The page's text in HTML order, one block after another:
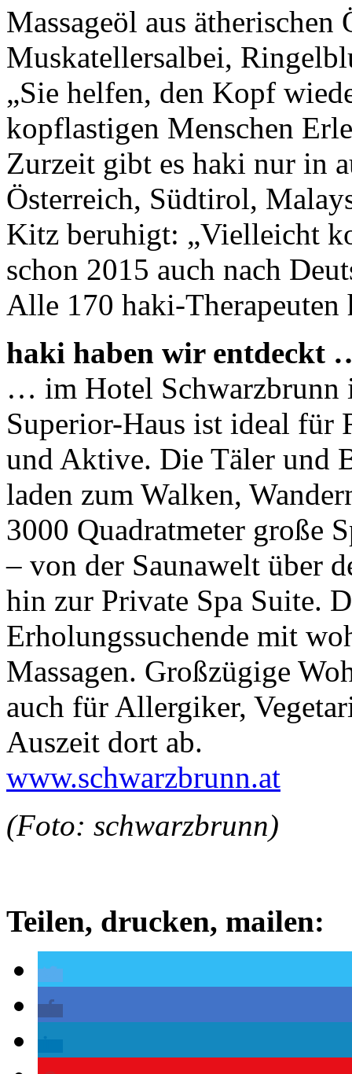
Massageöl aus
Muskatellersalbei,
„Sie helfen, den Kopf
kopflastigen Menschen
Zurzeit gibt es haki nur in
Österreich, Südtirol,
Kitz beruhigt: „Vielleicht
schon 2015 auch nach
Alle 170 haki-Therapeuten
haki haben wir entdeckt
… im Hotel Schwarzbrunn
Superior-Haus ist ideal für
und Aktive. Die Täler und
laden zum Walken,
3000 Quadratmeter große
– von der Saunawelt über
hin zur Private Spa Suite.
Erholungssuchende mit
Massagen. Großzügige
auch für Allergiker,
Auszeit dort ab.
www.schwarzbrunn.at
(Foto: schwarzbrunn)
Teilen, drucken, mailen: